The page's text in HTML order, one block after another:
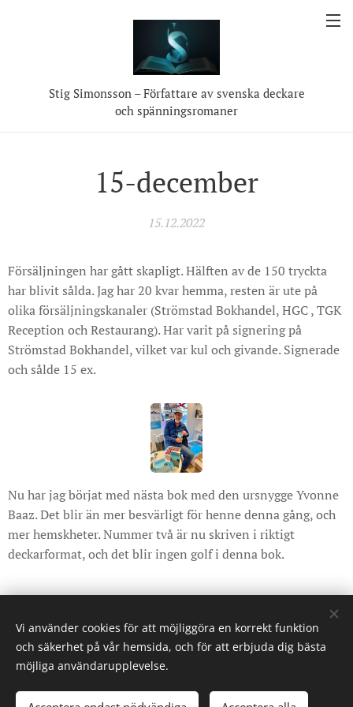
Stig Simonsson – Författare av svenska deckare
och spänningsromaner
15-december
15.12.2022
Försäljningen har gått skapligt. Hälften av de 150 tryckta
har blivit sålda. Jag har 20 kvar hemma, resten är ute på
olika försäljningskanaler (Strömstad Bokhandel, HGC , TGK
Reception och Restaurang). Har varit på signering på
Strömstad Bokhandel, vilket var kul och givande. Signerade
och sålde 15 ex.
Nu har jag börjat med nästa bok med den ursnygge Yvonne
Baaz. Det blir än mer besvärligt för henne denna gång, och
mer hemskheter. Nummer två är nu skriven i riktigt
deckarformat, och det blir ingen golf i denna bok.
© 2022 Stig Simonsson. Alla rättigheter reserverade.
Vi använder cookies för att möjliggöra en korrekt funktion
och säkerhet på vår hemsida, och för att erbjuda dig bästa
möjliga användarupplevelse.